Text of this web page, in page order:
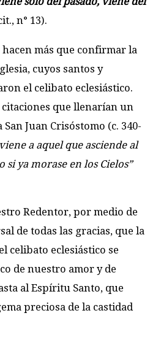
n° 13).
más que confirmar la
cuyos santos y
el celibato eclesiástico.
que llenarían un
Juan Crisóstomo (c. 340-
a aquel que asciende al
si ya morase en los Cielos”
Redentor, por medio de
de todas las gracias, que la
celibato eclesiástico se
de nuestro amor y de
al Espíritu Santo, que
preciosa de la castidad